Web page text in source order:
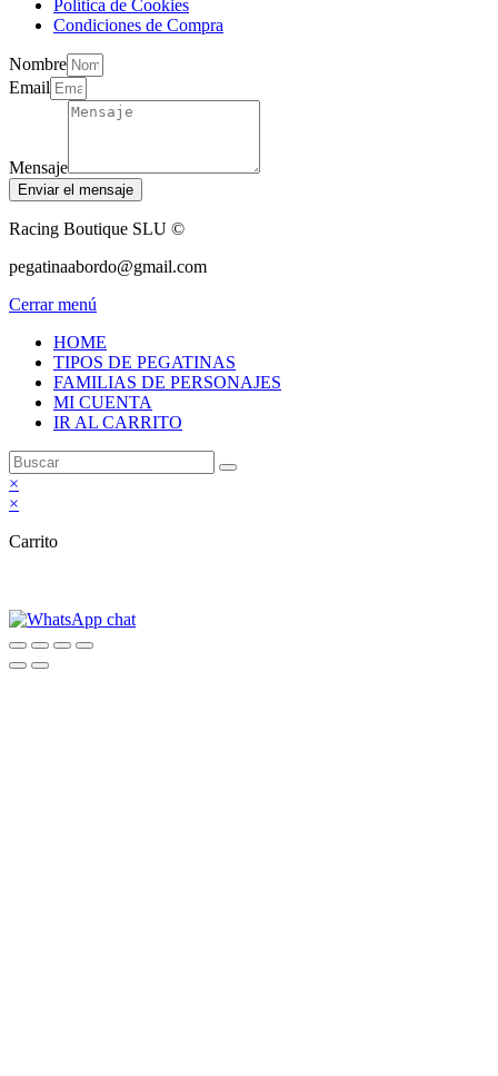
Política de Cookies
Condiciones de Compra
Nombre
Email
Mensaje
Enviar el mensaje
Racing Boutique SLU ©
pegatinaabordo@gmail.com
Cerrar menú
HOME
TIPOS DE PEGATINAS
FAMILIAS DE PERSONAJES
MI CUENTA
IR AL CARRITO
×
×
Carrito